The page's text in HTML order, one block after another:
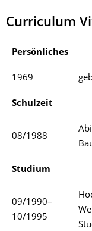
Curriculum
Persönliches
1969
Schulzeit
08/1988
Studium
09/1990–
10/1995